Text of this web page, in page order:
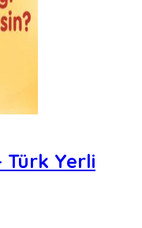
Türk Yerli